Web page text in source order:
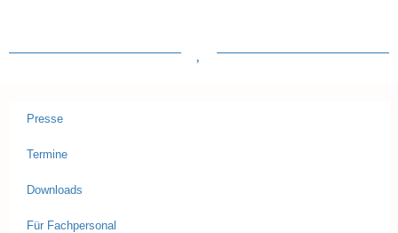
Presse
Termine
Downloads
Für Fachpersonal